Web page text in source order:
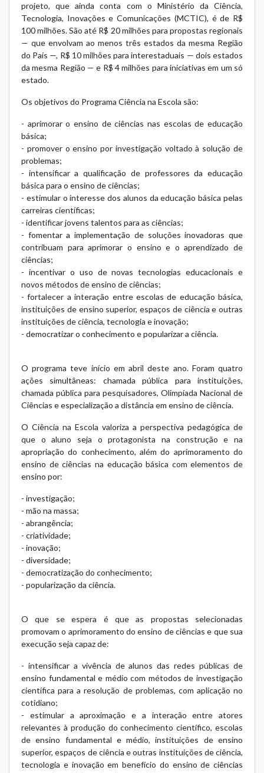
projeto, que ainda conta com o Ministério da Ciência,
Tecnologia, Inovações e Comunicações (MCTIC), é de R$
100 milhões. São até R$ 20 milhões para propostas regionais
— que envolvam ao menos três estados da mesma Região
do País —, R$ 10 milhões para interestaduais — dois estados
da mesma Região — e R$ 4 milhões para iniciativas em um só
estado.
Os objetivos do Programa Ciência na Escola são:
- aprimorar o ensino de ciências nas escolas de educação
básica;
- promover o ensino por investigação voltado à solução de
problemas;
- intensificar a qualificação de professores da educação
básica para o ensino de ciências;
- estimular o interesse dos alunos da educação básica pelas
carreiras científicas;
- identificar jovens talentos para as ciências;
- fomentar a implementação de soluções inovadoras que
contribuam para aprimorar o ensino e o aprendizado de
ciências;
- incentivar o uso de novas tecnologias educacionais e
novos métodos de ensino de ciências;
- fortalecer a interação entre escolas de educação básica,
instituições de ensino superior, espaços de ciência e outras
instituições de ciência, tecnologia e inovação;
- democratizar o conhecimento e popularizar a ciência.
O programa teve início em abril deste ano. Foram quatro
ações simultâneas: chamada pública para instituições,
chamada pública para pesquisadores, Olimpíada Nacional de
Ciências e especialização a distância em ensino de ciência.
O Ciência na Escola valoriza a perspectiva pedagógica de
que o aluno seja o protagonista na construção e na
apropriação do conhecimento, além do aprimoramento do
ensino de ciências na educação básica com elementos de
ensino por:
- investigação;
- mão na massa;
- abrangência;
- criatividade;
- inovação;
- diversidade;
- democratização do conhecimento;
- popularização da ciência.
O que se espera é que as propostas selecionadas
promovam o aprimoramento do ensino de ciências e que sua
execução seja capaz de:
- intensificar a vivência de alunos das redes públicas de
ensino fundamental e médio com métodos de investigação
científica para a resolução de problemas, com aplicação no
cotidiano;
- estimular a aproximação e a interação entre atores
relevantes à produção do conhecimento científico, escolas
de ensino fundamental e médio, instituições de ensino
superior, espaços de ciência e outras instituições de ciência,
tecnologia e inovação em benefício do ensino de ciências